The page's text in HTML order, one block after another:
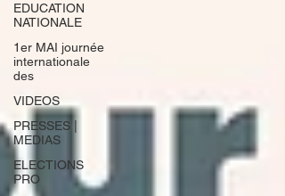
EDUCATION
NATIONALE
1er MAI journée
internationale
des
VIDEOS
PRESSES |
MEDIAS
ELECTIONS
PRO